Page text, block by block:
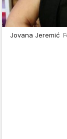
Jovana Jeremić